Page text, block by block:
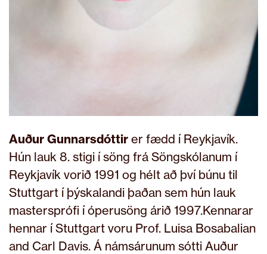
Auður Gunnarsdóttir er fædd í Reykjavík.
Hún lauk 8. stigi í söng frá Söngskólanum í
Reykjavík vorið 1991 og hélt að því búnu til
Stuttgart í þýskalandi þaðan sem hún lauk
mastersprófi í óperusöng árið 1997.Kennarar
hennar í Stuttgart voru Prof. Luisa Bosabalian
and Carl Davis. Á námsárunum sótti Auður